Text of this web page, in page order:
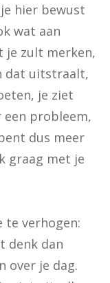
hier bewust
wat aan
je zult merken,
dat uitstraalt,
je ziet
een probleem,
dus meer
graag met je
te verhogen:
denk dan
over je dag.